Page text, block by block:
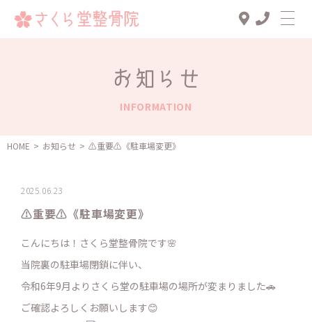
診療メニュー
スタッフ一覧
お知らせ
INFORMATION
HOME > お知らせ > ⚠️重要⚠️《駐車場変更》
2025.06.23
⚠️重要⚠️《駐車場変更》
こんにちは！さくら堂整骨院です🌸
当院裏の駐車場閉鎖に伴い、
令和6年9月よりさくら堂の駐車場の場所が変まりました🚗
ご確認よろしくお願いします😊